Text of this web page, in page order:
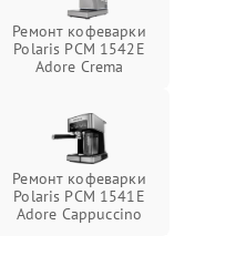
Ремонт кофеварки
Polaris PCM 1542E
Adore Crema
Ремонт кофеварки
Polaris PCM 1541E
Adore Cappuccino